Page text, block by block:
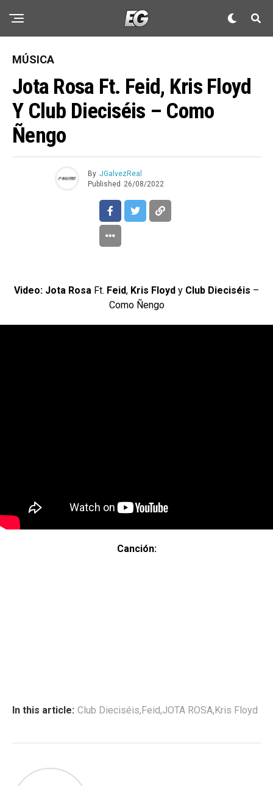
MÚSICA
Jota Rosa Ft. Feid, Kris Floyd
Y Club Dieciséis – Como
Ñengo
By JGalvezReal
Published 26/08/2022
Video: Jota Rosa Ft. Feid, Kris Floyd y Club Dieciséis –
Como Ñengo
Canción:
In this article: Club Dieciséis,Feid,JOTA ROSA,Kris Floyd